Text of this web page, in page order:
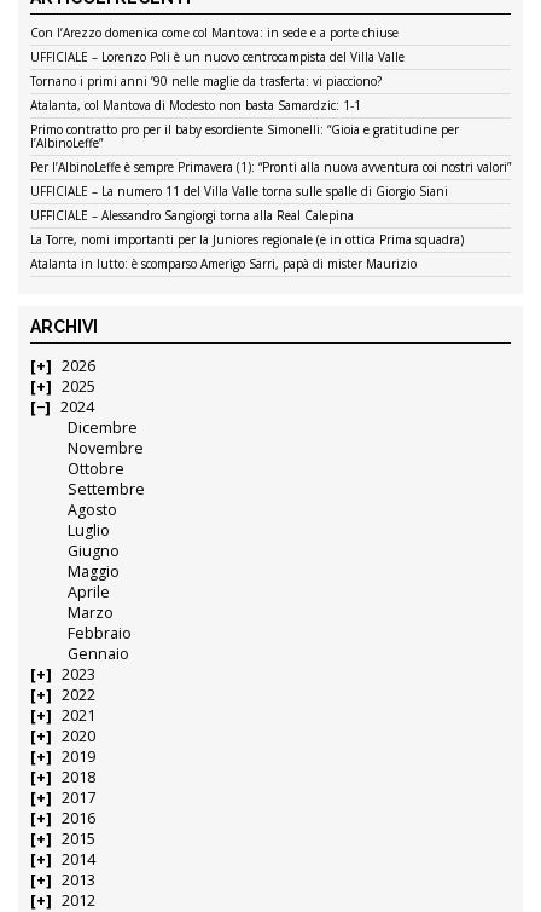
Con l’Arezzo domenica come col Mantova: in sede e a porte chiuse
UFFICIALE – Lorenzo Poli è un nuovo centrocampista del Villa Valle
Tornano i primi anni ’90 nelle maglie da trasferta: vi piacciono?
Atalanta, col Mantova di Modesto non basta Samardzic: 1-1
Primo contratto pro per il baby esordiente Simonelli: “Gioia e gratitudine per
l’AlbinoLeffe”
Per l’AlbinoLeffe è sempre Primavera (1): “Pronti alla nuova avventura coi nostri valori”
UFFICIALE – La numero 11 del Villa Valle torna sulle spalle di Giorgio Siani
UFFICIALE – Alessandro Sangiorgi torna alla Real Calepina
La Torre, nomi importanti per la Juniores regionale (e in ottica Prima squadra)
Atalanta in lutto: è scomparso Amerigo Sarri, papà di mister Maurizio
ARCHIVI
2026
2025
2024
Dicembre
Novembre
Ottobre
Settembre
Agosto
Luglio
Giugno
Maggio
Aprile
Marzo
Febbraio
Gennaio
2023
2022
2021
2020
2019
2018
2017
2016
2015
2014
2013
2012